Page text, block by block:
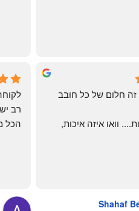
Shahaf
עסק ושירות לקוחות